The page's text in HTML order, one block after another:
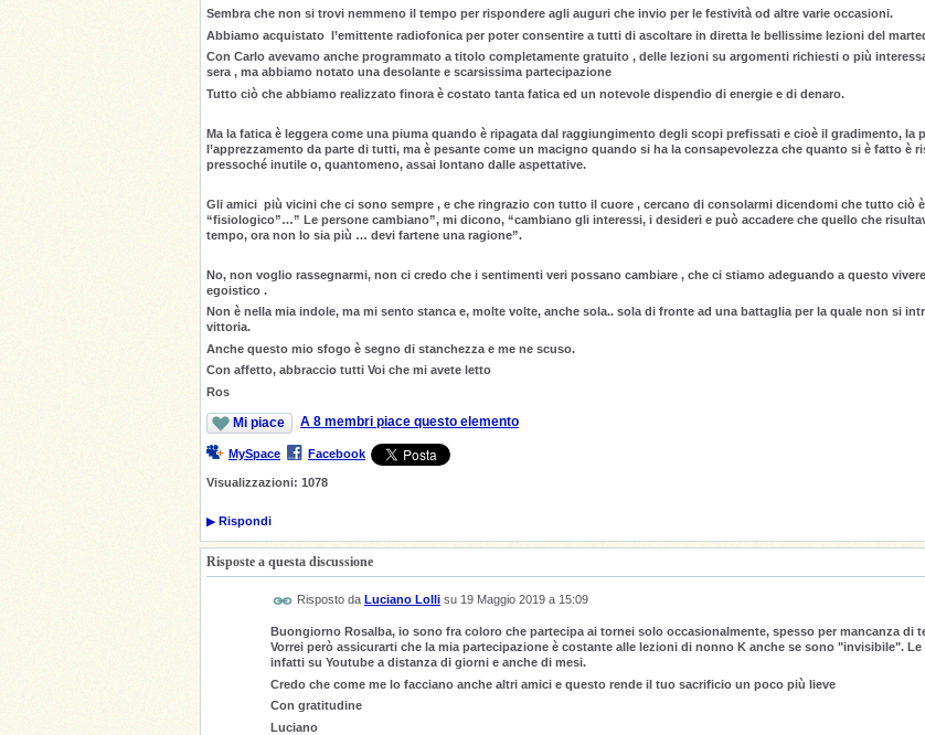
Sembra che non si trovi nemmeno il tempo per rispondere agli auguri che invio per le festività od altre varie occasioni.
Abbiamo acquistato l’emittente radiofonica per poter consentire a tutti di ascoltare in diretta le bellissime lezioni del
Con Carlo avevamo anche programmato a titolo completamente gratuito , delle lezioni su argomenti richiesti o più
sera , ma abbiamo notato una desolante e scarsissima partecipazione
Tutto ciò che abbiamo realizzato finora è costato tanta fatica ed un notevole dispendio di energie e di denaro.
Ma la fatica è leggera come una piuma quando è ripagata dal raggiungimento degli scopi prefissati e cioè il gradimento, la
l’apprezzamento da parte di tutti, ma è pesante come un macigno quando si ha la consapevolezza che quanto si è fatto è
pressoché inutile o, quantomeno, assai lontano dalle aspettative.
Gli amici più vicini che ci sono sempre , e che ringrazio con tutto il cuore , cercano di consolarmi dicendomi che tutto ciò è
“fisiologico”…” Le persone cambiano”, mi dicono, “cambiano gli interessi, i desideri e può accadere che quello che
tempo, ora non lo sia più … devi fartene una ragione”.
No, non voglio rassegnarmi, non ci credo che i sentimenti veri possano cambiare , che ci stiamo adeguando a questo
egoistico .
Non è nella mia indole, ma mi sento stanca e, molte volte, anche sola.. sola di fronte ad una battaglia per la quale non si
vittoria.
Anche questo mio sfogo è segno di stanchezza e me ne scuso.
Con affetto, abbraccio tutti Voi che mi avete letto
Ros
Mi piace A 8 membri piace questo elemento
MySpace Facebook
Visualizzazioni: 1078
▶ Rispondi
Risposte a questa discussione
Risposto da Luciano Lolli su 19 Maggio 2019 a 15:09
Buongiorno Rosalba, io sono fra coloro che partecipa ai tornei solo occasionalmente, spesso per mancanza di
Vorrei però assicurarti che la mia partecipazione è costante alle lezioni di nonno K anche se sono "invisibile". Le
infatti su Youtube a distanza di giorni e anche di mesi.
Credo che come me lo facciano anche altri amici e questo rende il tuo sacrificio un poco più lieve
Con gratitudine
Luciano